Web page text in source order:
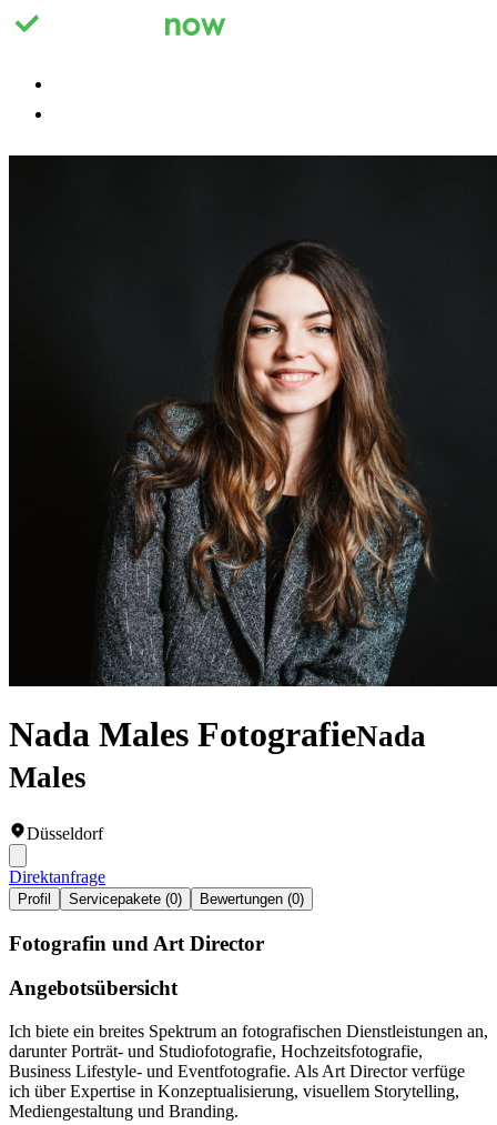
Nada Males FotografieNada
Males
Düsseldorf
Direktanfrage
Profil Servicepakete (0) Bewertungen (0)
Fotografin und Art Director
Angebotsübersicht
Ich biete ein breites Spektrum an fotografischen Dienstleistungen an,
darunter Porträt- und Studiofotografie, Hochzeitsfotografie,
Business Lifestyle- und Eventfotografie. Als Art Director verfüge
ich über Expertise in Konzeptualisierung, visuellem Storytelling,
Mediengestaltung und Branding.